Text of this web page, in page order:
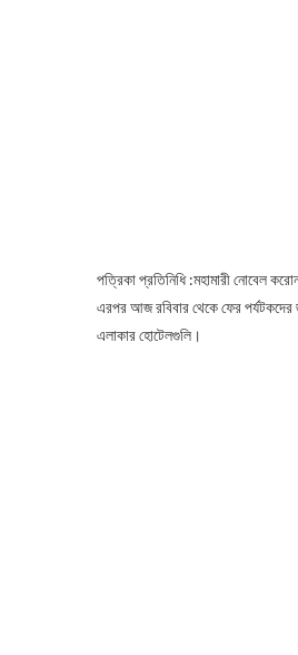
পত্রিকা প্রতিনিধি :মহামারী নোবেল
এরপর আজ রবিবার থেকে ফের
এলাকার হোটেলগুলি।